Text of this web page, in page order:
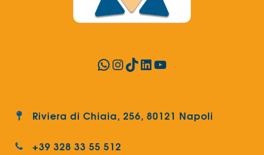
WhatsApp
Instagram
TikTok
LinkedIn
YouTube
Riviera di Chiaia, 256, 80121 Napoli
+39 328 33 55 512